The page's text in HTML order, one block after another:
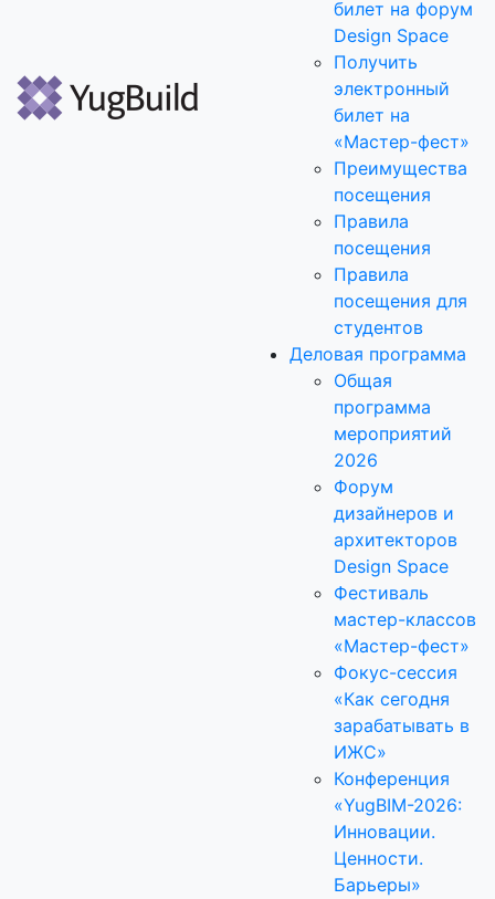
билет на форум
Design Space
Получить
электронный
билет на
«Мастер-фест»
Преимущества
посещения
Правила
посещения
Правила
посещения для
студентов
Деловая программа
Общая
программа
мероприятий
2026
Форум
дизайнеров и
архитекторов
Design Space
Фестиваль
мастер-классов
«Мастер-фест»
Фокус-сессия
«Как сегодня
зарабатывать в
ИЖС»
Конференция
«YugBIM-2026:
Инновации.
Ценности.
Барьеры»